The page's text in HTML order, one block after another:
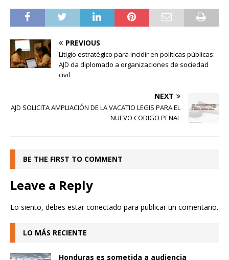
PREVIOUS
Litigio estratégico para incidir en políticas públicas:
AJD da diplomado a organizaciones de sociedad
civil
NEXT
AJD SOLICITA AMPLIACIÓN DE LA VACATIO LEGIS PARA EL
NUEVO CODIGO PENAL
BE THE FIRST TO COMMENT
Leave a Reply
Lo siento, debes estarconectado para publicar un comentario.
LO MÁS RECIENTE
Honduras es sometida a audiencia